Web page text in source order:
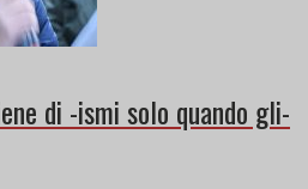
di -ismi solo quando gli-